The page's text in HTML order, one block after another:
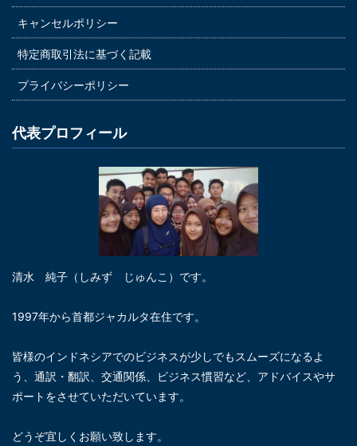
キャンセルポリシー
特定商取引法に基づく記載
プライバシーポリシー
代表プロフィール
清水 純子（しみず じゅんこ）です。
1997年から首都ジャカルタ在住です。
皆様のインドネシアでのビジネスが少しでもスムーズになるよ
う、通訳・翻訳、交通関係、ビジネス慣習など、アドバイスやサ
ポートをさせていただいています。
どうぞ宜しくお願い致します。